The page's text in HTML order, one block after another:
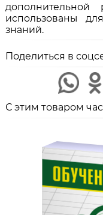
использованы
знаний.
Поделиться в
С этим товаром